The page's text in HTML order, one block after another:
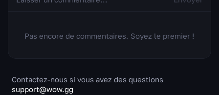
Pas encore de commentaires. Soyez le premier !
Contactez-nous si vous avez des questions
support@wow.gg